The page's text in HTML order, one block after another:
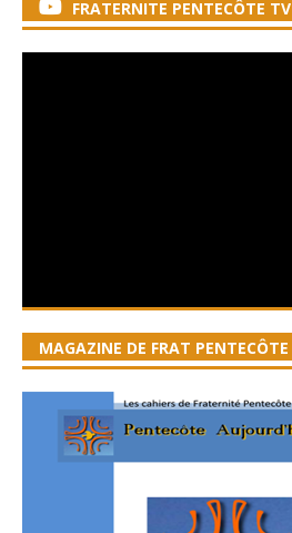
FRATERNITE PENTECÔTE TV
MAGAZINE DE FRAT PENTECÔTE